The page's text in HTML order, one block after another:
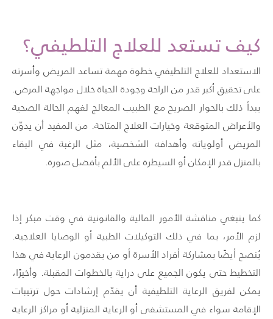
كيف تستعد للعلاج التلطيفي؟
الاستعداد للعلاج التلطيفي خطوة مهمة تساعد المريض وأسرته
على تحقيق أكبر قدر من الراحة وجودة الحياة خلال مواجهة المرض.
يبدأ ذلك بالحوار الصريح مع الطبيب المعالج لفهم الحالة الصحية
والأعراض المتوقعة وخيارات العلاج المتاحة. من المفيد أن يدوّن
المريض أولوياته وأهدافه الشخصية، مثل الرغبة في البقاء
بالمنزل قدر الإمكان أو السيطرة على الألم بأفضل صورة.
كما ينبغي مناقشة الأمور المالية والقانونية في وقت مبكر إذا
لزم الأمر، بما في ذلك التوكيلات الطبية أو الوصايا العلاجية.
يُنصح أيضًا بمشاركة أفراد الأسرة أو من يقدمون الرعاية في هذا
التخطيط حتى يكون الجميع على دراية بالخطوات المقبلة. وأخيرًا،
يمكن لفريق الرعاية التلطيفية أن يقدّم إرشادات حول ترتيبات
الإقامة سواء في المستشفى أو الرعاية المنزلية أو مراكز الرعاية